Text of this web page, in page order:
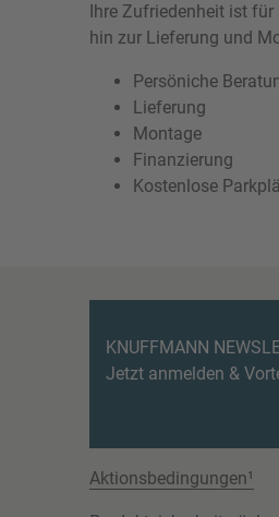
Ihre Zufriedenheit ist
hin zur Lieferung und
Persöniche
Lieferung
Montage
Finanzierung
Kostenlose
KNUFFMANN
Jetzt anmelden &
Aktionsbedingungen¹